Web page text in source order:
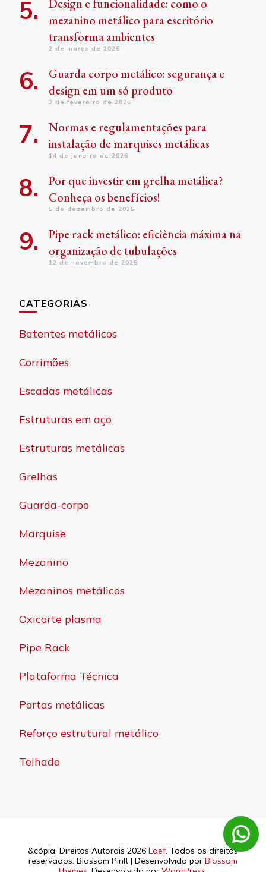
Design e funcionalidade: como o
mezanino metálico para escritório
transforma ambientes
2 de março de 2026
Guarda corpo metálico: segurança e
design em um só produto
3 de fevereiro de 2026
Normas e regulamentações para
instalação de marquises metálicas
14 de janeiro de 2026
Por que investir em grelha metálica?
Conheça os benefícios!
5 de dezembro de 2025
Pipe rack metálico: eficiência máxima na
organização de tubulações
12 de novembro de 2025
CATEGORIAS
Batentes metálicos
Corrimões
Escadas metálicas
Estruturas em aço
Estruturas metálicas
Grelhas
Guarda-corpo
Marquise
Mezanino
Mezaninos metálicos
Oxicorte plasma
Pipe Rack
Plataforma Técnica
Portas metálicas
Reforço estrutural metálico
Telhado
&cópia; Direitos Autorais 2026 Laef. Todos os direitos
reservados. Blossom PinIt | Desenvolvido por Blossom